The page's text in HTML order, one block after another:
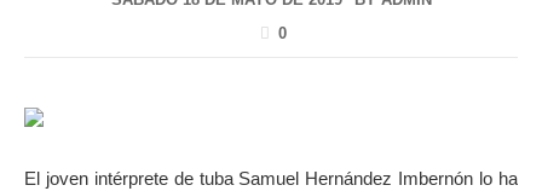
0
El joven intérprete de tuba Samuel Hernández Imbernón lo ha